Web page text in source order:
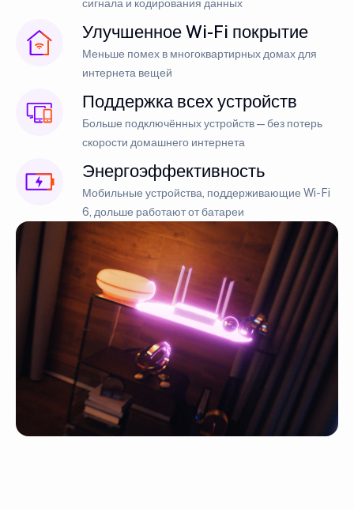
сигнала и кодирования данных
Улучшенное Wi-Fi покрытие
Меньше помех в многоквартирных домах для
интернета вещей
Поддержка всех устройств
Больше подключённых устройств — без потерь
скорости домашнего интернета
Энергоэффективность
Мобильные устройства, поддерживающие Wi-Fi
6, дольше работают от батареи